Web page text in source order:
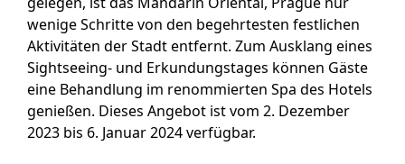
wenige Schritte von den begehrtesten festlichen
Aktivitäten der Stadt entfernt. Zum Ausklang eines
Sightseeing- und Erkundungstages können Gäste
eine Behandlung im renommierten Spa des Hotels
genießen. Dieses Angebot ist vom 2. Dezember
2023 bis 6. Januar 2024 verfügbar.